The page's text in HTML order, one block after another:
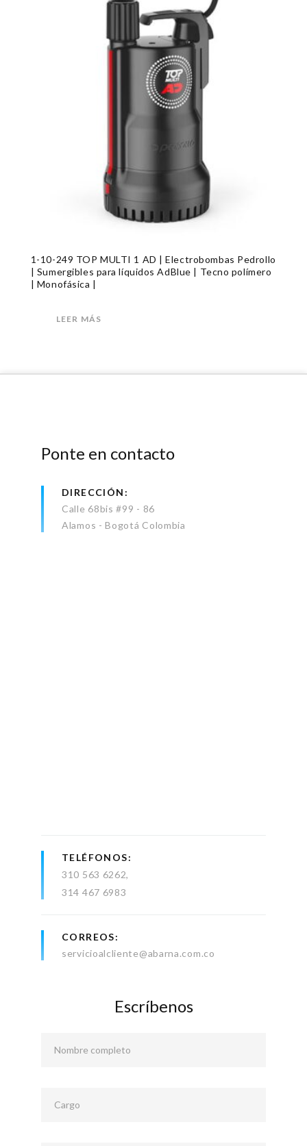
1-10-249 TOP MULTI 1 AD | Electrobombas Pedrollo
| Sumergibles para líquidos AdBlue | Tecno polímero
| Monofásica |
LEER MÁS
Ponte en contacto
DIRECCIÓN
Calle 68bis #99 - 86
Alamos - Bogotá Colombia
TELÉFONOS
310 563 6262
314 467 6983
CORREOS
servicioalcliente@abarna.com.co
Escríbenos
Nombre completo
Cargo